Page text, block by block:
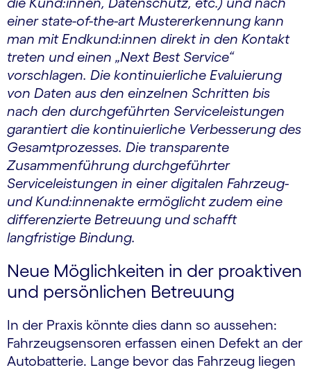
einer state-of-the-art Mustererkennung kann
man mit Endkund:innen direkt in den Kontakt
treten und einen „Next Best Service“
vorschlagen. Die kontinuierliche Evaluierung
von Daten aus den einzelnen Schritten bis
nach den durchgeführten Serviceleistungen
garantiert die kontinuierliche Verbesserung des
Gesamtprozesses. Die transparente
Zusammenführung durchgeführter
Serviceleistungen in einer digitalen Fahrzeug-
und Kund:innenakte ermöglicht zudem eine
differenzierte Betreuung und schafft
langfristige Bindung.
Neue Möglichkeiten in der proaktiven
und persönlichen Betreuung
In der Praxis könnte dies dann so aussehen:
Fahrzeugsensoren erfassen einen Defekt an der
Autobatterie. Lange bevor das Fahrzeug liegen